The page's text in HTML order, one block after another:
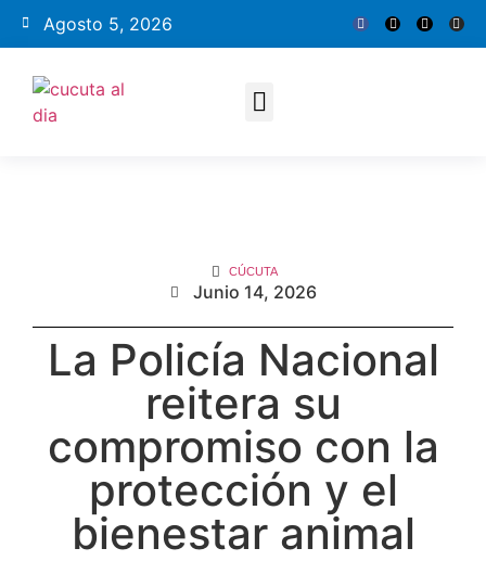
Agosto 5, 2026
CÚCUTA
Junio 14, 2026
La Policía Nacional
reitera su
compromiso con la
protección y el
bienestar animal